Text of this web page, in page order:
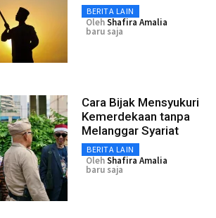
BERITA LAIN
OlehShafira Amalia
baru saja
Cara Bijak Mensyukuri
Kemerdekaan tanpa
Melanggar Syariat
BERITA LAIN
OlehShafira Amalia
baru saja